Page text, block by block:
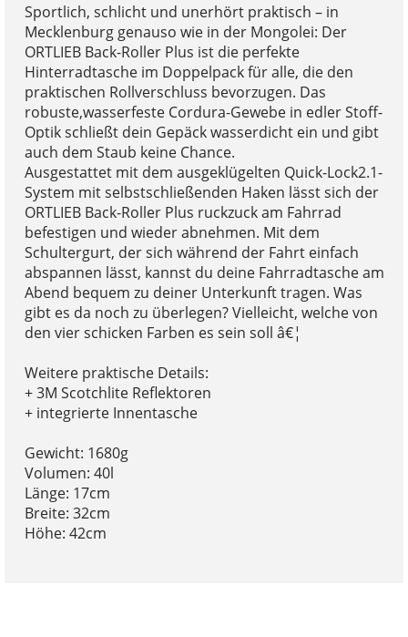
Sportlich, schlicht und unerhört praktisch – in
Mecklenburg genauso wie in der Mongolei: Der
ORTLIEB Back-Roller Plus ist die perfekte
Hinterradtasche im Doppelpack für alle, die den
praktischen Rollverschluss bevorzugen. Das
robuste,wasserfeste Cordura-Gewebe in edler Stoff-
Optik schließt dein Gepäck wasserdicht ein und gibt
auch dem Staub keine Chance.
Ausgestattet mit dem ausgeklügelten Quick-Lock2.1-
System mit selbstschließenden Haken lässt sich der
ORTLIEB Back-Roller Plus ruckzuck am Fahrrad
befestigen und wieder abnehmen. Mit dem
Schultergurt, der sich während der Fahrt einfach
abspannen lässt, kannst du deine Fahrradtasche am
Abend bequem zu deiner Unterkunft tragen. Was
gibt es da noch zu überlegen? Vielleicht, welche von
den vier schicken Farben es sein soll â€¦
Weitere praktische Details:
+ 3M Scotchlite Reflektoren
+ integrierte Innentasche
Gewicht: 1680g
Volumen: 40l
Länge: 17cm
Breite: 32cm
Höhe: 42cm